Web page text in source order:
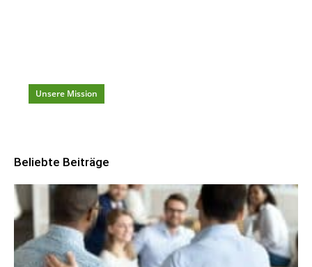
Unsere Mission
Beliebte Beiträge